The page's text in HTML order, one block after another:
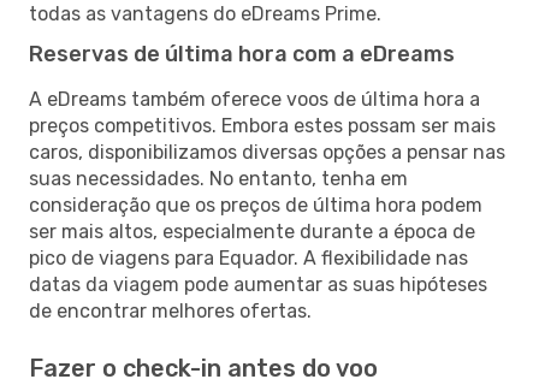
todas as vantagens do eDreams Prime.
Reservas de última hora com a eDreams
A eDreams também oferece voos de última hora a
preços competitivos. Embora estes possam ser mais
caros, disponibilizamos diversas opções a pensar nas
suas necessidades. No entanto, tenha em
consideração que os preços de última hora podem
ser mais altos, especialmente durante a época de
pico de viagens para Equador. A flexibilidade nas
datas da viagem pode aumentar as suas hipóteses
de encontrar melhores ofertas.
Fazer o check-in antes do voo